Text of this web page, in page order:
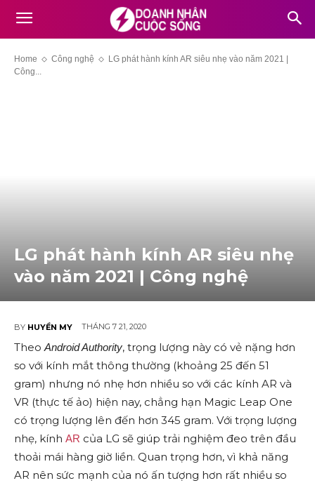
Home Công nghệ
LG phát hành kính AR siêu nhẹ vào năm 2021 |
Công...
LG phát hành kính AR siêu nhẹ
vào năm 2021 | Công nghệ
BY HUYỀN MY THÁNG 7 21, 2020
TheoAndroid Authority, trọng lượng này có vẻ nặng hơn
so với kính mắt thông thường (khoảng 25 đến 51
gram) nhưng nó nhẹ hơn nhiều so với các kính AR và
VR (thực tế ảo) hiện nay, chẳng hạn Magic Leap One
có trọng lượng lên đến hơn 345 gram. Với trọng lượng
nhẹ, kính AR của LG sẽ giúp trải nghiệm đeo trên đầu
thoải mái hàng giờ liền. Quan trọng hơn, vì khả năng
AR nên sức mạnh của nó ấn tượng hơn rất nhiều so